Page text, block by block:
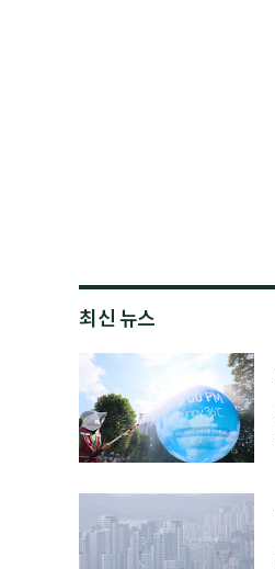
최신 뉴스